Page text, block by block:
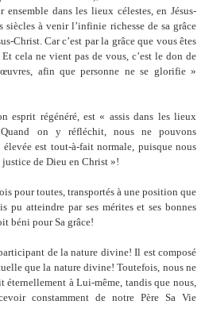
ensemble dans les lieux célestes, en Jésus-
à venir l’infinie richesse de sa grâce
Christ. Car c’est par la grâce que vous êtes
cela ne vient pas de vous, c’est le don de
afin que personne ne se glorifie »
esprit régénéré, est « assis dans les lieux
Quand on y réfléchit, nous ne pouvons
est tout-à-fait normale, puisque nous
justice de Dieu en Christ »!
pour toutes, transportés à une position que
pu atteindre par ses mérites et ses bonnes
béni pour Sa grâce!
de la nature divine! Il est composé
que la nature divine! Toutefois, nous ne
éternellement à Lui-même, tandis que nous,
constamment de notre Père Sa Vie